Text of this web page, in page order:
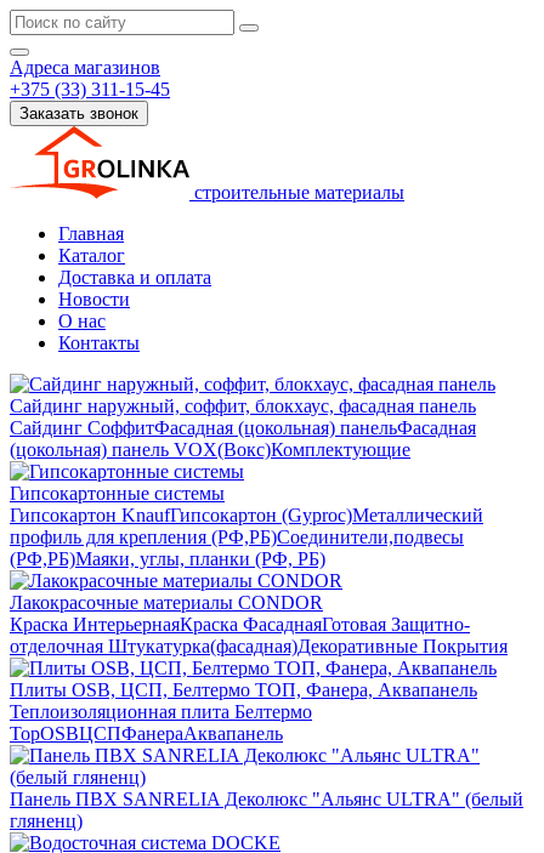
Адреса магазинов
+375 (33) 311-15-45
Заказать звонок
строительные материалы
Главная
Каталог
Доставка и оплата
Новости
О нас
Контакты
Сайдинг наружный, соффит, блокхаус, фасадная панель
Сайдинг СоффитФасадная (цокольная) панельФасадная
(цокольная) панель VOX(Вокс)Комплектующие
Гипсокартонные системы
Гипсокартон KnaufГипсокартон (Gyproc)Металлический
профиль для крепления (РФ,РБ)Соединители,подвесы
(РФ,РБ)Маяки, углы, планки (РФ, РБ)
Лакокрасочные материалы CONDOR
Краска ИнтерьернаяКраска ФасаднаяГотовая Защитно-
отделочная Штукатурка(фасадная)Декоративные Покрытия
Плиты OSB, ЦСП, Белтермо ТОП, Фанера, Аквапанель
Теплоизоляционная плита Белтермо
TopOSBЦСПФанераАквапанель
Панель ПВХ SANRELIA Деколюкс "Альянс ULTRA" (белый
гляненц)